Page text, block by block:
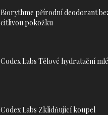
Biorythme přírodní deodorant
citlivou pokožku
Codex Labs Tělové hydratační
Codex Labs Zklidňující koupel